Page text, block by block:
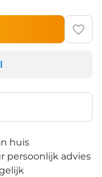
huis
persoonlijk advies